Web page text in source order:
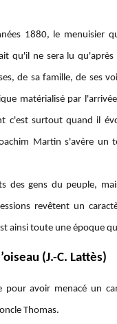
1880, le menuisier
qu'il ne sera lu
de sa famille, de ses
matérialisé par
c'est surtout quand il
Martin s'avère un
des gens du peuple,
revêtent un
ainsi toute une époque
(J.-C. Lattès)
avoir menacé un
Thomas.